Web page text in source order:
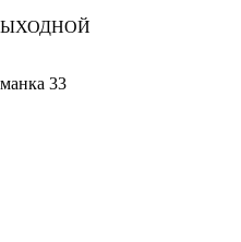
ВЫХОДНОЙ
33